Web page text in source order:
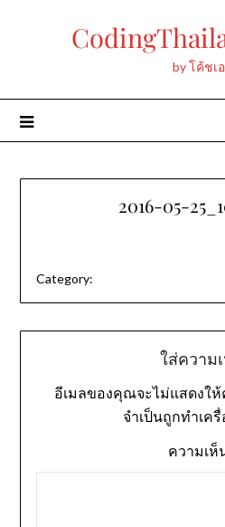
by โค้ชเ
2016-05-
Category:
ใส่ความ
อีเมลของคุณจะไม่แสดงใ
จำเป็นถูกทำเค
ความเห็